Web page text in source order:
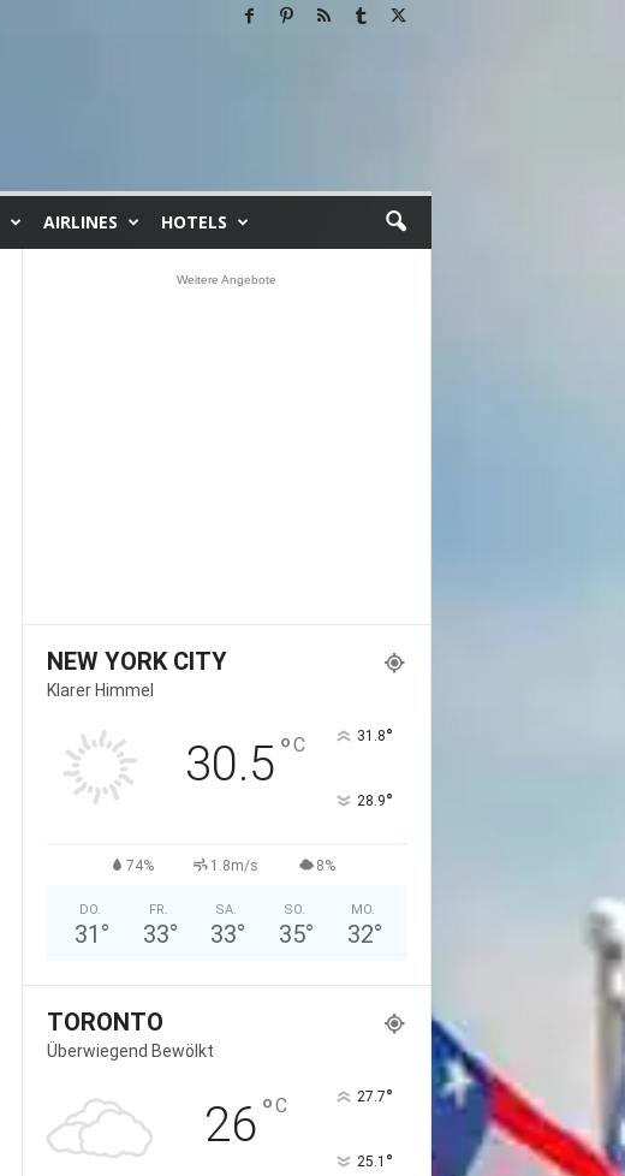
AIRLINES HOTELS
Weitere Angebote
NEW YORK CITY
Klarer Himmel
30.5°C 31.8°
28.9°
74% 1.8m/s 8%
DO.
31 °
FR.
33°
SA.
33°
SO.
35°
MO.
32°
TORONTO
Überwiegend Bewölkt
26°C 27.7°
25.1 °